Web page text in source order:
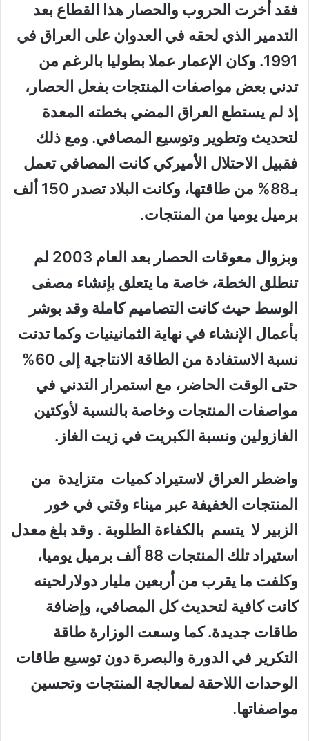
فقد أخرت الحروب والحصار هذا القطاع بعد
التدمير الذي لحقه في العدوان على العراق في
1991. وكان الإعمار عملا بطوليا بالرغم من
تدني بعض مواصفات المنتجات بفعل الحصار،
إذ لم يستطع العراق المضي بخطته المعدة
لتحديث وتطوير وتوسيع المصافي. ومع ذلك
فقبيل الاحتلال الأميركي كانت المصافي تعمل
بـ88% من طاقتها، وكانت البلاد تصدر 150 ألف
برميل يوميا من المنتجات.
وبزوال معوقات الحصار بعد العام 2003 لم
تنطلق الخطة، خاصة ما يتعلق بإنشاء مصفى
الوسط حيث كانت التصاميم كاملة وقد بوشر
بأعمال الإنشاء في نهاية الثمانينيات وكما تدنت
نسبة الاستفادة من الطاقة الانتاجية إلى 60%
حتى الوقت الحاضر، مع استمرار التدني في
مواصفات المنتجات وخاصة بالنسبة لأوكتين
الغازولين ونسبة الكبريت في زيت الغاز.
واضطر العراق لاستيراد كميات متزايدة من
المنتجات الخفيفة عبر ميناء وقتي في خور
الزبير لا يتسم بالكفاءة الطلوبة . وقد بلغ معدل
استيراد تلك المنتجات 88 ألف برميل يوميا،
وكلفت ما يقرب من أربعين مليار دولارلحينه
كانت كافية لتحديث كل المصافي، وإضافة
طاقات جديدة. كما وسعت الوزارة طاقة
التكرير في الدورة والبصرة دون توسيع طاقات
الوحدات اللاحقة لمعالجة المنتجات وتحسين
مواصفاتها.